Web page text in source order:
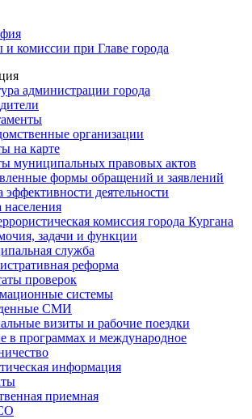
и комиссии при Главе города
администрации города
организации
на карте
муниципальных правовых актов
формы обращений и заявлений
эффективности деятельности
населения
комиссия города Кургана
задачи и функции
служба
реформа
проверок
системы
СМИ
визиты и рабочие поездки
в программах и международное
информация
приемная